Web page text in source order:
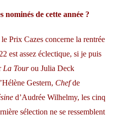
nominés de cette année ?
Prix Cazes concerne la rentrée
est assez éclectique, si je puis
La Tourou Julia Deck
Gestern, Chefde
d’Audrée Wilhelmy, les cinq
sélection ne se ressemblent